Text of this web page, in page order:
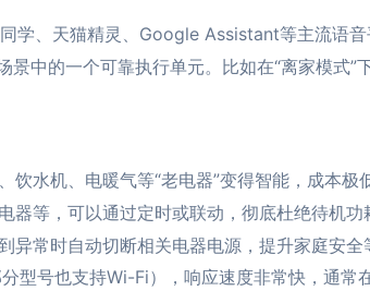
学、天猫精灵、Google Assistant等主流语音
景中的一个可靠执行单元。比如在“离家模式
水机、电暖气等“老电器”变得智能，成本极低
器等，可以通过定时或联动，彻底杜绝待机功
异常时自动切断相关电器电源，提升家庭安全
型号也支持Wi-Fi），响应速度非常快，通